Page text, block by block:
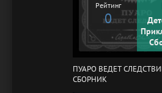
Рейтинг
0
ПУАРО ВЕДЕТ
СБОРНИК